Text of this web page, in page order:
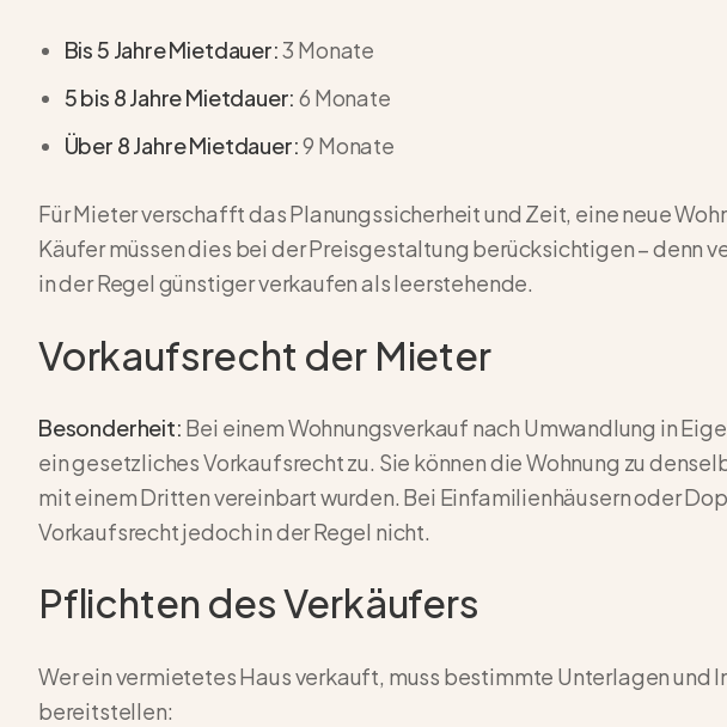
Bis 5 Jahre Mietdauer:3 Monate
5 bis 8 Jahre Mietdauer: 6 Monate
Über 8 Jahre Mietdauer:9 Monate
Für Mieter verschafft das Planungssicherheit und Zeit, eine neue
Käufer müssen dies bei der Preisgestaltung berücksichtigen – denn
in der Regel günstiger verkaufen als leerstehende.
Vorkaufsrecht der Mieter
Besonderheit: Bei einem Wohnungsverkauf nach Umwandlung in
ein gesetzliches Vorkaufsrecht zu. Sie können die Wohnung zu
mit einem Dritten vereinbart wurden. Bei Einfamilienhäusern oder
Vorkaufsrecht jedoch in der Regel nicht.
Pflichten des Verkäufers
Wer ein vermietetes Haus verkauft, muss bestimmte Unterlagen und
bereitstellen: